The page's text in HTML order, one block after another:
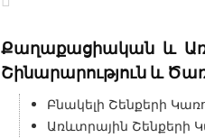
Քաղաքացիական և
Շինարարություն և
Բնակելի Շենքերի
Առևտրային Շենքերի